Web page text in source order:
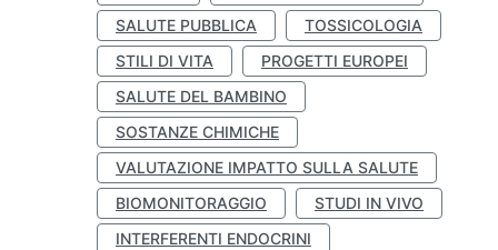
SALUTE PUBBLICA
TOSSICOLOGIA
STILI DI VITA
PROGETTI EUROPEI
SALUTE DEL BAMBINO
SOSTANZE CHIMICHE
VALUTAZIONE IMPATTO SULLA SALUTE
BIOMONITORAGGIO
STUDI IN VIVO
INTERFERENTI ENDOCRINI